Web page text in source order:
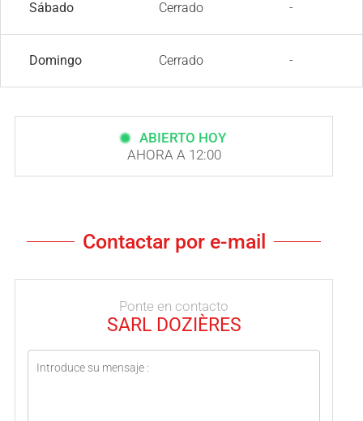
Sábado Cerrado -
Domingo Cerrado -
ABIERTO HOY
AHORA A 12:00
Contactar por e-mail
Ponte en contacto
SARL DOZIÈRES